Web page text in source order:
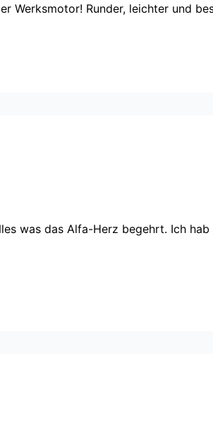
Werksmotor! Runder, leichter und
was das Alfa-Herz begehrt. Ich